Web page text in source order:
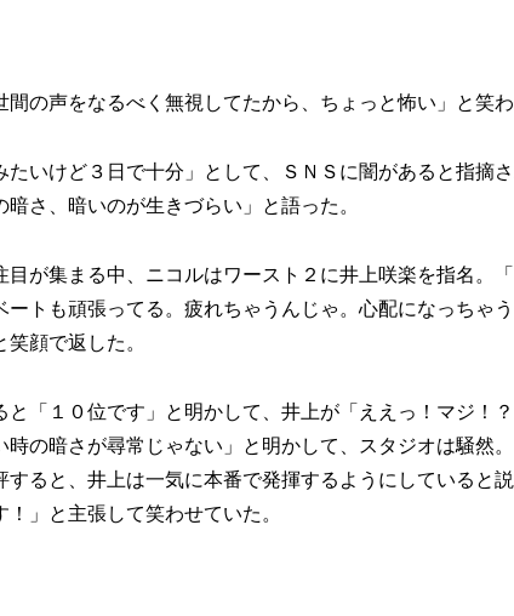
の声をなるべく無視してたから、ちょっと怖い」と笑わ
いけど３日で十分」として、ＳＮＳに闇があると指摘
さ、暗いのが生きづらい」と語った。
が集まる中、ニコルはワースト２に井上咲楽を指名。
トも頑張ってる。疲れちゃうんじゃ。心配になっちゃ
顔で返した。
「１０位です」と明かして、井上が「ええっ！マジ！
の暗さが尋常じゃない」と明かして、スタジオは騒然。
ると、井上は一気に本番で発揮するようにしていると
」と主張して笑わせていた。